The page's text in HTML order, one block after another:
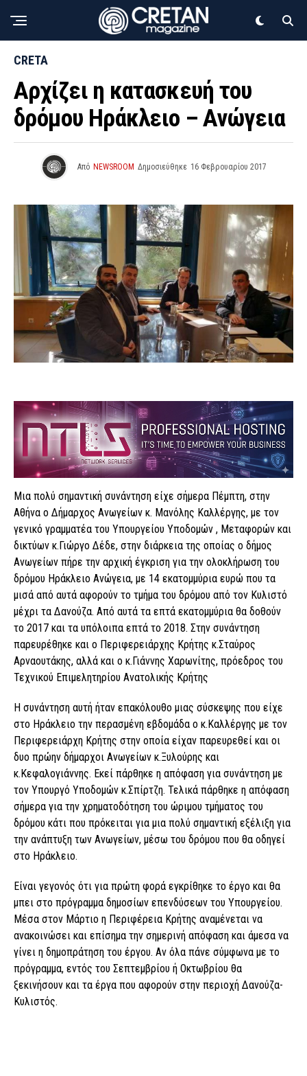
CRETA
Αρχίζει η κατασκευή του
δρόμου Ηράκλειο – Ανώγεια
Από NEWSROOM Δημοσιεύθηκε 16 Φεβρουαρίου 2017
Μια πολύ σημαντική συνάντηση είχε σήμερα Πέμπτη, στην
Αθήνα ο Δήμαρχος Ανωγείων κ. Μανόλης Καλλέργης, με τον
γενικό γραμματέα του Υπουργείου Υποδομών , Μεταφορών και
δικτύων κ.Γιώργο Δέδε, στην διάρκεια της οποίας ο δήμος
Ανωγείων πήρε την αρχική έγκριση για την ολοκλήρωση του
δρόμου Ηράκλειο Ανώγεια, με 14 εκατομμύρια ευρώ που τα
μισά από αυτά αφορούν το τμήμα του δρόμου από τον Κυλιστό
μέχρι τα Δανούζα. Από αυτά τα επτά εκατομμύρια θα δοθούν
το 2017 και τα υπόλοιπα επτά το 2018. Στην συνάντηση
παρευρέθηκε και ο Περιφερειάρχης Κρήτης κ.Σταύρος
Αρναουτάκης, αλλά και ο κ.Γιάννης Χαρωνίτης, πρόεδρος του
Τεχνικού Επιμελητηρίου Ανατολικής Κρήτης
Η συνάντηση αυτή ήταν επακόλουθο μιας σύσκεψης που είχε
στο Ηράκλειο την περασμένη εβδομάδα ο κ.Καλλέργης με τον
Περιφερειάρχη Κρήτης στην οποία είχαν παρευρεθεί και οι
δυο πρώην δήμαρχοι Ανωγείων κ.Ξυλούρης και
κ.Κεφαλογιάννης. Εκεί πάρθηκε η απόφαση για συνάντηση με
τον Υπουργό Υποδομών κ.Σπίρτζη. Τελικά πάρθηκε η απόφαση
σήμερα για την χρηματοδότηση του ώριμου τμήματος του
δρόμου κάτι που πρόκειται για μια πολύ σημαντική εξέλιξη για
την ανάπτυξη των Ανωγείων, μέσω του δρόμου που θα οδηγεί
στο Ηράκλειο.
Είναι γεγονός ότι για πρώτη φορά εγκρίθηκε το έργο και θα
μπει στο πρόγραμμα δημοσίων επενδύσεων του Υπουργείου.
Μέσα στον Μάρτιο η Περιφέρεια Κρήτης αναμένεται να
ανακοινώσει και επίσημα την σημερινή απόφαση και άμεσα να
γίνει η δημοπράτηση του έργου. Αν όλα πάνε σύμφωνα με το
πρόγραμμα, εντός του Σεπτεμβρίου ή Οκτωβρίου θα
ξεκινήσουν και τα έργα που αφορούν στην περιοχή Δανούζα-
Κυλιστός.